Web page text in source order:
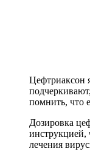
Цефтриаксон
помнить, что
Дозировка
инструкцией,
лечения